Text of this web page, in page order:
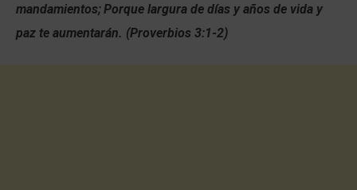
mandamientos;Porque largura de días y años de vida y
paz te aumentarán. (Proverbios 3:1-2)